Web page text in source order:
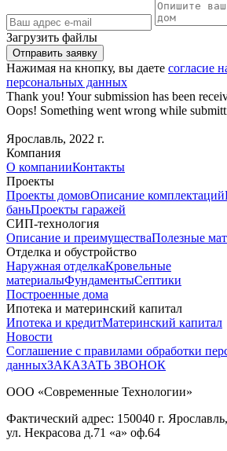
Загрузить файлы
Нажимая на кнопку, вы даете согласие
персональных данных
Thank you! Your submission has been
Oops! Something went wrong while
Ярославль, 2022 г.
Компания
О компанииКонтакты
Проекты
Проекты домовОписание комплектаций
баньПроекты гаражей
СИП-технология
Описание и преимуществаПолезные
Отделка и обустройство
Наружная отделкаКровельные
материалыФундаментыСептики
Построенные дома
Ипотека и материнский капитал
Ипотека и кредитМатеринский капитал
Новости
Соглашение с правилами обработки
данныхЗАКАЗАТЬ ЗВОНОК
ООО «Современные Технологии»
Фактический адрес: 150040 г. Ярославль,
ул. Некрасова д.71 «а» оф.64